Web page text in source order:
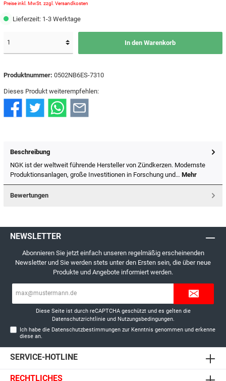
Preise inkl. MwSt. zzgl. Versandkosten
Lieferzeit: 1-3 Werktage
In den Warenkorb
Produktnummer: 0502NB6ES-7310
Dieses Produkt weiterempfehlen:
Beschreibung
NGK ist der weltweit führende Hersteller von Zündkerzen. Modernste
Produktionsanlagen, große Investitionen in Forschung und… Mehr
Bewertungen
NEWSLETTER
Abonnieren Sie jetzt einfach unseren regelmäßig erscheinenden
Newsletter und Sie werden stets unter den Ersten sein, die über neue
Produkte und Angebote informiert werden.
Diese Seite ist durch reCAPTCHA geschützt und es gelten die
Datenschutzrichtlinieund Nutzungsbedingungen.
Ich habe die Datenschutzbestimmungen zur Kenntnis genommen und erkenne
diese an.
SERVICE-HOTLINE
RECHTLICHES